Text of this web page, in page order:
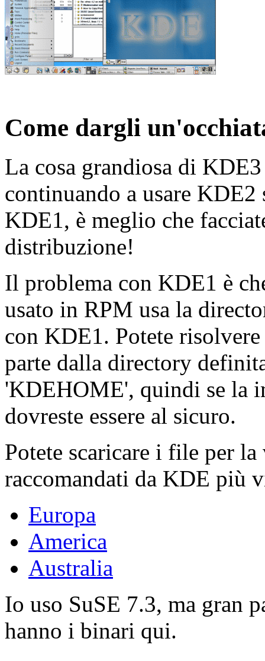
Come dargli
La cosa grandiosa di
continuando a usare KDE2
KDE1, è meglio che
distribuzione!
Il problema con KDE1 è
usato in RPM usa la
con KDE1. Potete
parte dalla directory
'KDEHOME', quindi se la
dovreste essere al sicuro.
Potete scaricare i file per
raccomandati da KDE più
Europa
America
Australia
Io uso SuSE 7.3, ma gran
hanno i binari qui.